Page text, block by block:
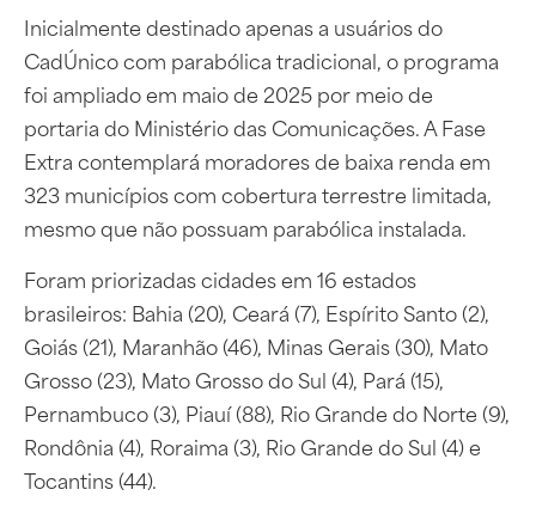
Inicialmente destinado apenas a usuários do
CadÚnico com parabólica tradicional, o programa
foi ampliado em maio de 2025 por meio de
portaria do Ministério das Comunicações. A Fase
Extra contemplará moradores de baixa renda em
323 municípios com cobertura terrestre limitada,
mesmo que não possuam parabólica instalada.
Foram priorizadas cidades em 16 estados
brasileiros: Bahia (20), Ceará (7), Espírito Santo (2),
Goiás (21), Maranhão (46), Minas Gerais (30), Mato
Grosso (23), Mato Grosso do Sul (4), Pará (15),
Pernambuco (3), Piauí (88), Rio Grande do Norte (9),
Rondônia (4), Roraima (3), Rio Grande do Sul (4) e
Tocantins (44).